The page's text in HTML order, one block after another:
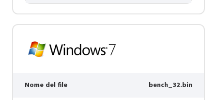
Nome del file bench_32.bin